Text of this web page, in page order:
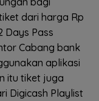
dari harga Rp
Days Pass
Cabang bank
aplikasi
itu tiket juga
Digicash Playlist